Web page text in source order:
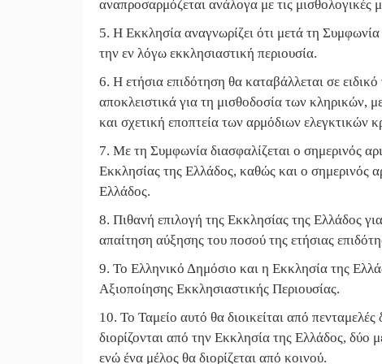
αναπροσαρμόζεται ανάλογα με τις μισθολογικές
5. Η Εκκλησία αναγνωρίζει ότι μετά τη Συμφωνία
την εν λόγω εκκλησιαστική περιουσία.
6. Η ετήσια επιδότηση θα καταβάλλεται σε
αποκλειστικά για τη μισθοδοσία των κληρικών,
και σχετική εποπτεία των αρμόδιων ελεγκτικών
7. Με τη Συμφωνία διασφαλίζεται ο σημερινός
Εκκλησίας της Ελλάδος, καθώς και ο σημερινός
Ελλάδος.
8. Πιθανή επιλογή της Εκκλησίας της Ελλάδος
απαίτηση αύξησης του ποσού της ετήσιας
9. Το Ελληνικό Δημόσιο και η Εκκλησία της
Αξιοποίησης Εκκλησιαστικής Περιουσίας.
10. Το Ταμείο αυτό θα διοικείται από
διορίζονται από την Εκκλησία της Ελλάδος, δύο
ενώ ένα μέλος θα διορίζεται από κοινού.